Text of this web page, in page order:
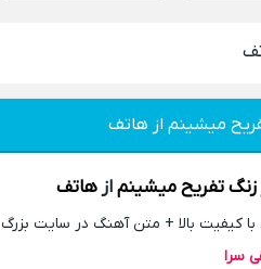
میشینم از هاتف
تفریح میشینم ازهاتف
کیفیت بالا + متن آهنگ در سایت بزرگ
سرا